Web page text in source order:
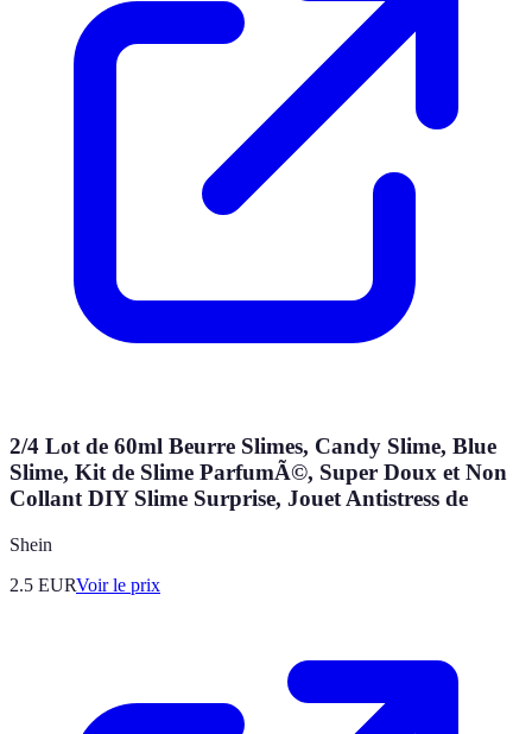
2/4 Lot de 60ml Beurre Slimes, Candy Slime, Blue
Slime, Kit de Slime ParfumÃ©, Super Doux et Non
Collant DIY Slime Surprise, Jouet Antistress de
Shein
2.5 EURVoir le prix